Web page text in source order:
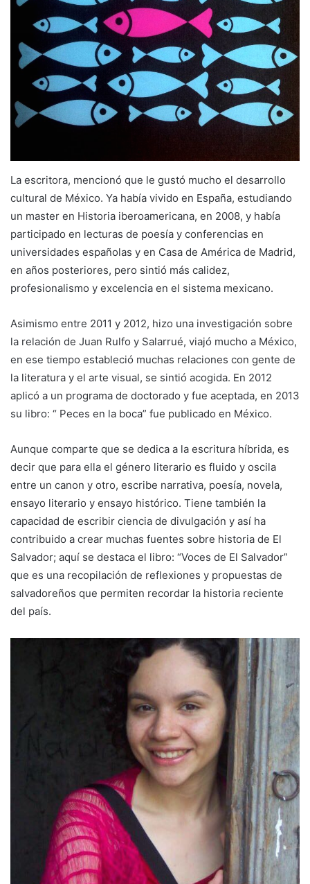
La escritora, mencionó que le gustó mucho el desarrollo
cultural de México. Ya había vivido en España, estudiando
un master en Historia iberoamericana, en 2008, y había
participado en lecturas de poesía y conferencias en
universidades españolas y en Casa de América de Madrid,
en años posteriores, pero sintió más calidez,
profesionalismo y excelencia en el sistema mexicano.
Asimismo entre 2011 y 2012, hizo una investigación sobre
la relación de Juan Rulfo y Salarrué, viajó mucho a México,
en ese tiempo estableció muchas relaciones con gente de
la literatura y el arte visual, se sintió acogida. En 2012
aplicó a un programa de doctorado y fue aceptada, en 2013
su libro: “ Peces en la boca” fue publicado en México.
Aunque comparte que se dedica a la escritura híbrida, es
decir que para ella el género literario es fluido y oscila
entre un canon y otro, escribe narrativa, poesía, novela,
ensayo literario y ensayo histórico. Tiene también la
capacidad de escribir ciencia de divulgación y así ha
contribuido a crear muchas fuentes sobre historia de El
Salvador; aquí se destaca el libro: “Voces de El Salvador”
que es una recopilación de reflexiones y propuestas de
salvadoreños que permiten recordar la historia reciente
del país.